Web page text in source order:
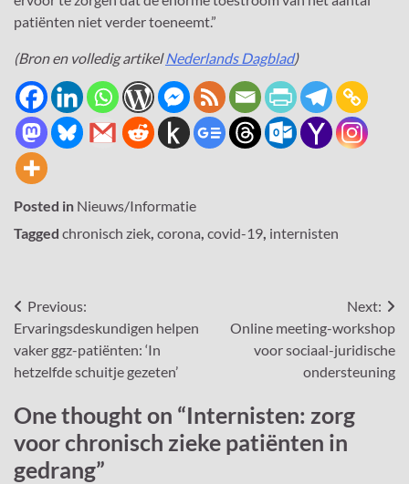
patiënten niet verder toeneemt.”
(Bron en volledig artikelNederlands Dagblad)
Posted in Nieuws/Informatie
Tagged chronisch ziek, corona, covid-19, internisten
Bericht
navigatie
Previous:
Ervaringsdeskundigen helpen
vaker ggz-patiënten: ‘In
hetzelfde schuitje gezeten’
Next:
Online meeting-workshop
voor sociaal-juridische
ondersteuning
One thought on “Internisten: zorg
voor chronisch zieke patiënten in
gedrang”